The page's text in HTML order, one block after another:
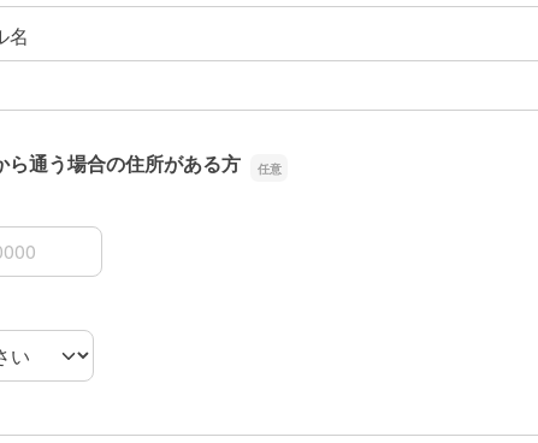
名
ら通う場合の住所がある方